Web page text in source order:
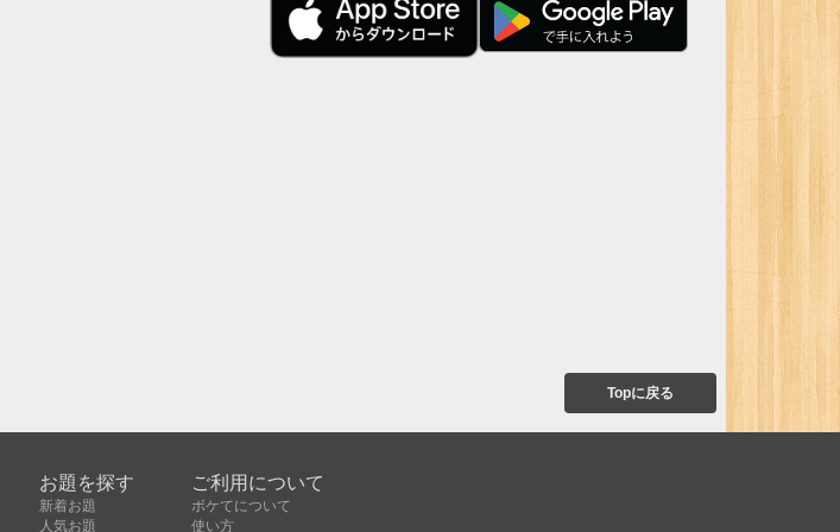
Topに戻る
お題を探す
新着お題
人気お題
ご利用について
ボケてについて
使い方